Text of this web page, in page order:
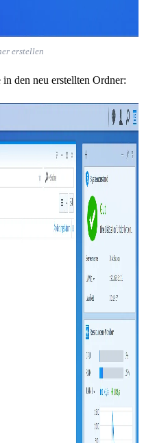
erstellen
den neu erstellten Ordner: